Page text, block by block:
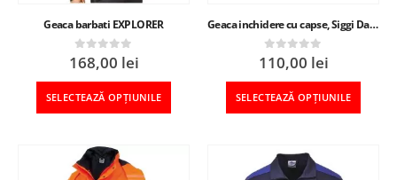
Geaca barbati EXPLORER
0out of 5
168,00 lei
SELECTEAZĂ OPȚIUNILE
Geaca inchidere cu capse, Siggi Danubio, barbat
0out of 5
110,00 lei
SELECTEAZĂ OPȚIUNILE